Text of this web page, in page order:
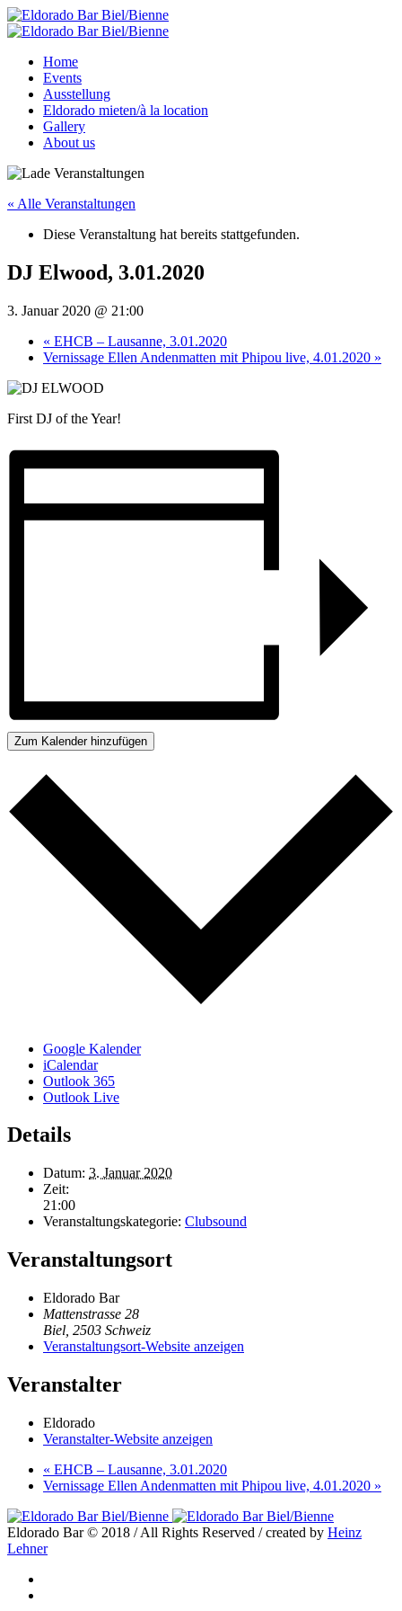
Home
Events
Ausstellung
Eldorado mieten/à la location
Gallery
About us
« Alle Veranstaltungen
Diese Veranstaltung hat bereits stattgefunden.
DJ Elwood, 3.01.2020
3. Januar 2020 @ 21:00
« EHCB – Lausanne, 3.01.2020
Vernissage Ellen Andenmatten mit Phipou live, 4.01.2020 »
First DJ of the Year!
Zum Kalender hinzufügen
Google Kalender
iCalendar
Outlook 365
Outlook Live
Details
Datum: 3. Januar 2020
Zeit:
21:00
Veranstaltungskategorie: Clubsound
Veranstaltungsort
Eldorado Bar
Mattenstrasse 28
Biel 2503 Schweiz
Veranstaltungsort-Website anzeigen
Veranstalter
Eldorado
Veranstalter-Website anzeigen
« EHCB – Lausanne, 3.01.2020
Vernissage Ellen Andenmatten mit Phipou live, 4.01.2020 »
Eldorado Bar © 2018 / All Rights Reserved / created by Heinz
Lehner